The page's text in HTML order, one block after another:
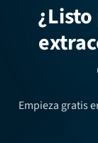
Empieza gratis